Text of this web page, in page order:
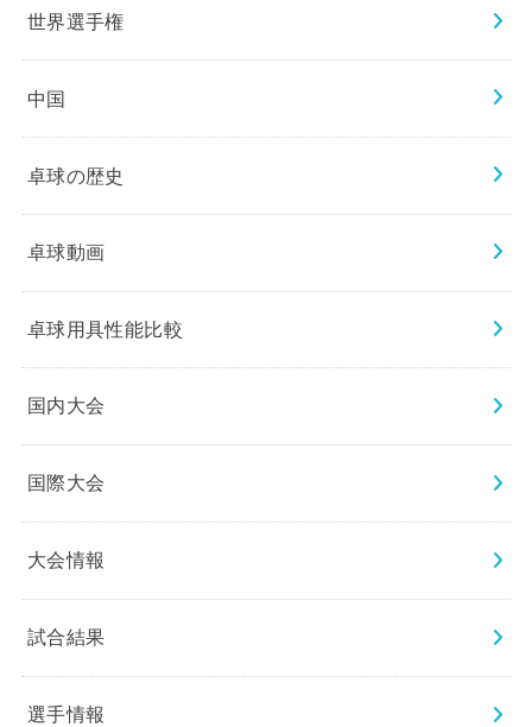
世界選手権
中国
卓球の歴史
卓球動画
卓球用具性能比較
国内大会
国際大会
大会情報
試合結果
選手情報